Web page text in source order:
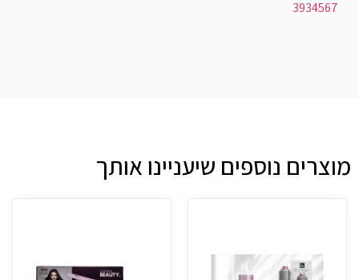
3934567
מוצרים נוספים שיעניינו אותך